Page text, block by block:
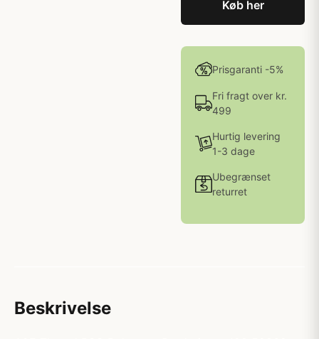
Køb her
Prisgaranti -5%
Fri fragt over kr.
499
Hurtig levering
1-3 dage
Ubegrænset
returret
Beskrivelse